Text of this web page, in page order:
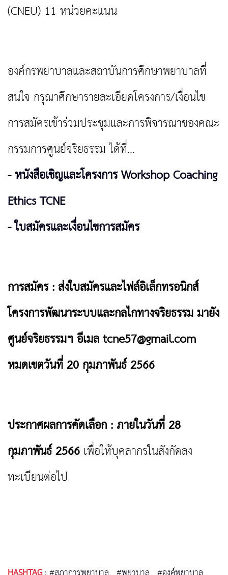
(CNEU) 11 หน่วยคะแนน
องค์กรพยาบาลและสถาบันการศึกษาพยาบาลที่
สนใจ กรุณาศึกษารายละเอียดโครงการ/เงื่อนไข
การสมัครเข้าร่วมประชุมและการพิจารณาของคณะ
กรรมการศูนย์จริยธรรม ได้ที่...
-หนังสือเชิญและโครงการ Workshop Coaching
Ethics TCNE
-ใบสมัครและเงื่อนไขการสมัคร
การสมัคร : ส่งใบสมัครและไฟล์อิเล็กทรอนิกส์
โครงการพัฒนาระบบและกลไกทางจริยธรรม มายัง
ศูนย์จริยธรรมฯ อีเมลtcne57@gmail.com
หมดเขตวันที่ 20 กุมภาพันธ์ 2566
ประกาศผลการคัดเลือก : ภายในวันที่ 28
กุมภาพันธ์ 2566เพื่อให้บุคลากรในสังกัดลง
ทะเบียนต่อไป